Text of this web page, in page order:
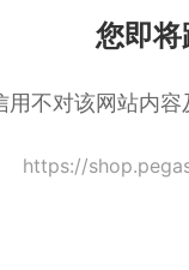
您即
用不对该网站内
https://